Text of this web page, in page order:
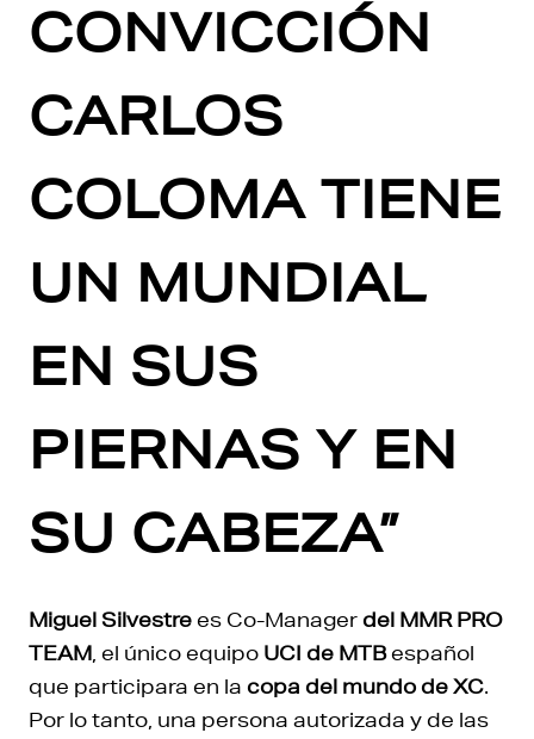
CONVICCIÓN
CARLOS
COLOMA TIENE
UN MUNDIAL
EN SUS
PIERNAS Y EN
SU CABEZA”
Miguel Silvestrees Co-Managerdel MMR PRO
TEAM , el único equipo UCI de MTBespañol
que participara en la copa del mundo de XC.
Por lo tanto, una persona autorizada y de las